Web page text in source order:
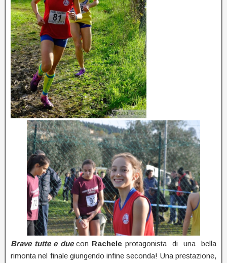
Brave tutte e duecon Rachele protagonista di una bella
rimonta nel finale giungendo infine seconda! Una prestazione,